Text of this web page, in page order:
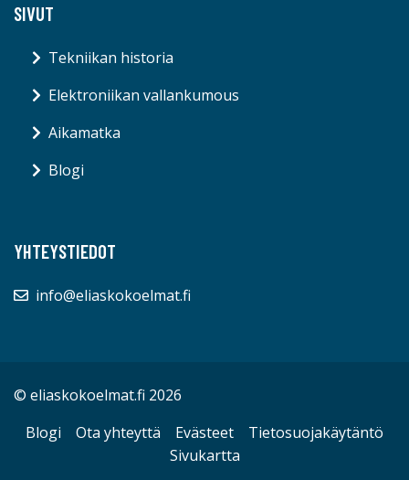
SIVUT
Tekniikan historia
Elektroniikan vallankumous
Aikamatka
Blogi
YHTEYSTIEDOT
info@eliaskokoelmat.fi
© eliaskokoelmat.fi 2026
Blogi
Ota yhteyttä Evästeet
Tietosuojakäytäntö
Sivukartta